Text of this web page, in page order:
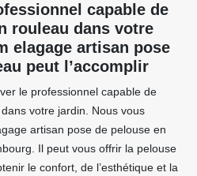
capable de
rouleau dans votre
elagage artisan pose
peut l’accomplir
le professionnel capable de
votre jardin. Nous vous
artisan pose de pelouse en
Il peut vous offrir la pelouse
le confort, de l’esthétique et la